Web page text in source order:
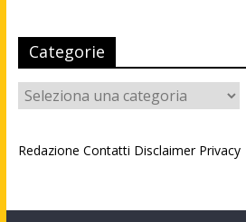
Categorie
Categorie
Redazione Contatti Disclaimer Privacy